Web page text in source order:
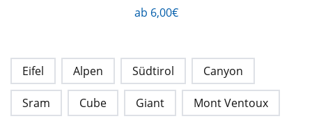
ab 6,00€
Eifel Alpen Südtirol Canyon
Sram Cube Giant Mont Ventoux